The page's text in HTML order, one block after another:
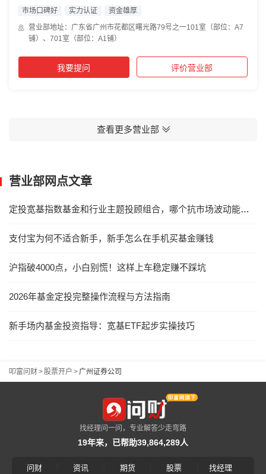
市场口碑好 实力认证
资金雄厚
营业部地址：广东省广州市花都区曙光路79号之一101室（部位：A7
铺）、701室（部位：A1铺）
我要提问 评价营业部
查看更多营业部
营业部网点文章
定投宽基指数基金和行业主题投顾组合，哪个抗市场波动能力更强？
支付宝为何不适合新手，新手怎么在手机买基金赚钱
沪指破4000点，小白别慌！这样上车稳定赚不踩坑
2026年基金定投完整操作流程与方法指南
新手场内基金投资指导：宽基ETF起步实操技巧
叩富问财>股票开户 >广州证券公司
找经理问一问，专业解答少走弯路
19年来，已帮助39,864,289人
问财 资讯 期货 股票 找经理